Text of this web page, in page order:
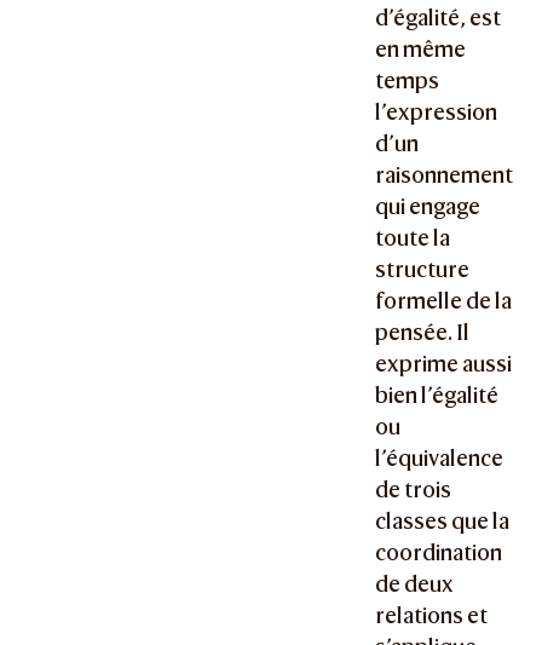
d’égalité, est
en même
temps
l’expression
d’un
raisonnement
qui engage
toute la
structure
formelle de la
pensée. Il
exprime aussi
bien l’égalité
ou
l’équivalence
de trois
classes que la
coordination
de deux
relations et